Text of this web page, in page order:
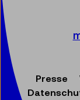
Presse